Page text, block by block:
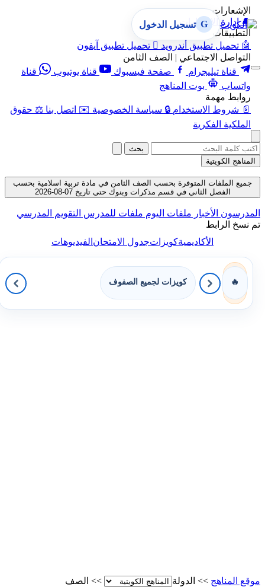
الإشعارات
🔔 إدارة الإشعارات
التطبيقات
🤖 تحميل تطبيق أندرويد  تحميل تطبيق آيفون
التواصل الاجتماعي | الصف الثامن
قناة تيليجرام
صفحة فيسبوك قناة يوتيوب
قناة
واتساب
بوت المناهج
روابط مهمة
📄 شروط الاستخدام 🔒 سياسة الخصوصية ✉️ اتصل بنا ⚖️ حقوق
الملكية الفكرية
G تسجيل الدخول
بحث
المناهج الكويتية
جميع الملفات المتوفرة بحسب الصف الثامن في مادة تربية اسلامية بحسب
الفصل الثاني في قسم مذكرات وبنوك حتى تاريخ 07-08-2026
المدرسون الأخبار ملفات اليوم ملفات للمدرس التقويم المدرسي
تم نسخ الرابط
الأكاديميةكويزاتجدول الامتحانالفيديوهات
🔥 كويزات لجميع الصفوف
موقع المناهج >> الدولة >>
الصف